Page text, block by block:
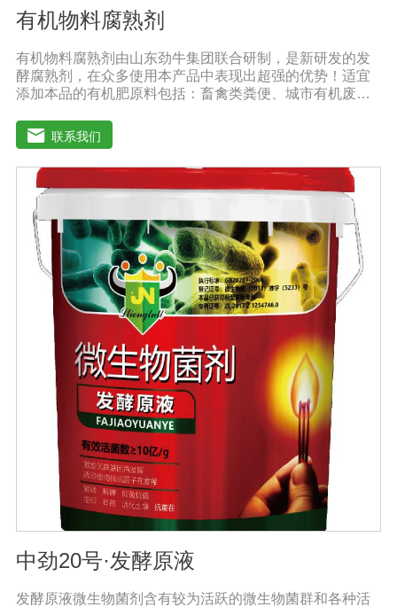
有机物料腐熟剂
有机物料腐熟剂由山东劲牛集团联合研制，是新研发的发
酵腐熟剂，在众多使用本产品中表现出超强的优势！适宜
添加本品的有机肥原料包括：畜禽类粪便、城市有机废弃
工废弃料（蔗糖泥、果渣、茶渣、蘑菇渣、酒糟、中草药
残渣、糠醛渣、农作物秸杆等）。【功效特点】1、本产品
适应性广，升温速度快，分解能力强，除臭效果彻底。2、
起温快在温度0℃以上时, 2天温度可升至60℃以上。可充
分分解畜禽类粪便中产生臭味的有机硫化物、有机氨化物
等, 升温后2-3天, 臭味大幅减低。3、发酵周期短15-20天即
可达到基本腐熟状态。4、发酵过程高温(60℃-70℃)持久
能杀灭发酵物中的病菌、虫卵、杂草种子。5、堆肥总养分
损失少, 腐殖质含量高, 钾元素含量增高明显。【用法用
量】 本品1公斤可发酵2-3吨物料。使用时先将发酵剂与稻
糠或玉米面或者干的发酵物料湿均匀, 后掺入发酵物中, 混
匀, 堆成堆(夏天堆高控制在0. 6-1米之间, 冬季0. 8-1. 6米之
间, 并用薄膜或草帘覆盖, 待内部温度升到25℃时, 将覆盖
物揭开)。待温度升到45℃(冬季温度升到55C)以上 时开始
一次翻堆, 以后每当堆温达到60℃以上时需进行翘堆, 15-
20天即可达到基本腐熟状态。
联系我们
中劲20号·发酵原液
发酵原液微生物菌剂含有较为活跃的微生物菌群和各种活